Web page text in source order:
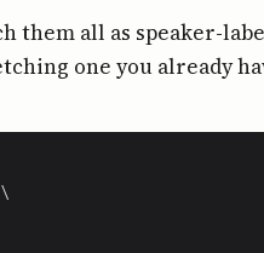
them all as speaker-
one you already